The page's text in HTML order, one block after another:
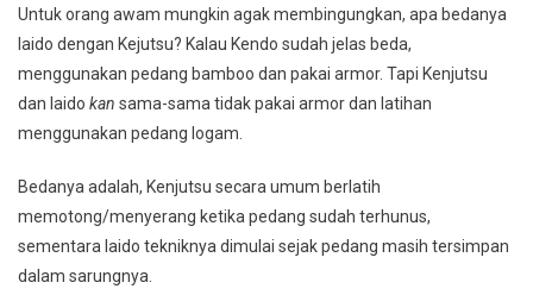
Untuk orang awam mungkin agak membingungkan, apa bedanya
Iaido dengan Kejutsu? Kalau Kendo sudah jelas beda,
menggunakan pedang bamboo dan pakai armor. Tapi Kenjutsu
dan Iaido kan sama-sama tidak pakai armor dan latihan
menggunakan pedang logam.
Bedanya adalah, Kenjutsu secara umum berlatih
memotong/menyerang ketika pedang sudah terhunus,
sementara Iaido tekniknya dimulai sejak pedang masih tersimpan
dalam sarungnya.